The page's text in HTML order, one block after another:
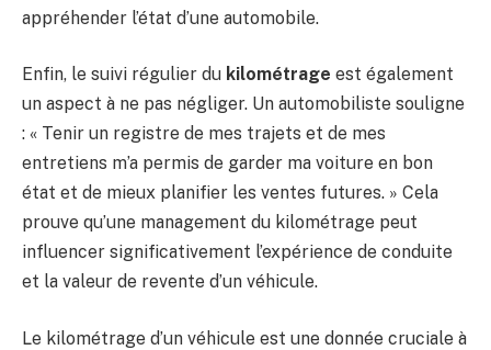
appréhender l’état d’une automobile.
Enfin, le suivi régulier du kilométrage est également
un aspect à ne pas négliger. Un automobiliste souligne
: « Tenir un registre de mes trajets et de mes
entretiens m’a permis de garder ma voiture en bon
état et de mieux planifier les ventes futures. » Cela
prouve qu’une management du kilométrage peut
influencer significativement l’expérience de conduite
et la valeur de revente d’un véhicule.
Le kilométrage d’un véhicule est une donnée cruciale à